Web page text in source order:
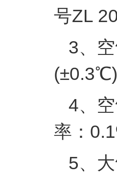
号ZL
3、
4、
率：
5、